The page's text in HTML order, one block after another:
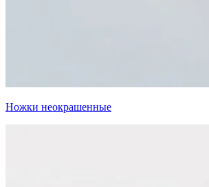
Ножки неокрашенные